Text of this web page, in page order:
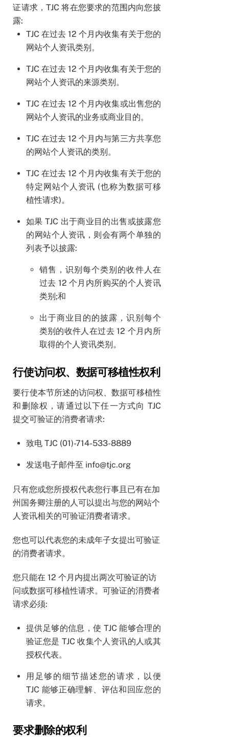
证请求，TJC 将在您要求的范围内向您披
露:
TJC 在过去 12 个月内收集有关于您的
网站个人资讯类别。
TJC 在过去 12 个月内收集有关于您的
网站个人资讯的来源类别。
TJC 在过去 12 个月内收集或出售您的
网站个人资讯的业务或商业目的。
TJC 在过去 12 个月内与第三方共享您
的网站个人资讯的类别。
TJC 在过去 12 个月内收集有关于您的
特定网站个人资讯 (也称为数据可移
植性请求)。
如果 TJC 出于商业目的出售或披露您
的网站个人资讯，则会有两个单独的
列表予以披露:
销售，识别每个类别的收件人在
过去 12 个月内所购买的个人资讯
类别;和
出于商业目的的披露，识别每个
类别的收件人在过去 12 个月内所
取得的个人资讯类别。
行使访问权、数据可移植性权利
要行使本节所述的访问权、数据可移植性
和删除权，请通过以下任一方式向 TJC
提交可验证的消费者请求:
致电 TJC (01)-714-533-8889
发送电子邮件至 info@tjc.org
只有您或您所授权代表您行事且已有在加
州国务卿注册的人可以提出与您的网站个
人资讯相关的可验证消费者请求。
您也可以代表您的未成年子女提出可验证
的消费者请求。
您只能在 12 个月内提出两次可验证的访
问或数据可移植性请求。可验证的消费者
请求必须:
提供足够的信息，使 TJC 能够合理的
验证您是 TJC 收集个人资讯的人或其
授权代表。
用足够的细节描述您的请求，以便
TJC 能够正确理解、评估和回应您的
请求。
要求删除的权利